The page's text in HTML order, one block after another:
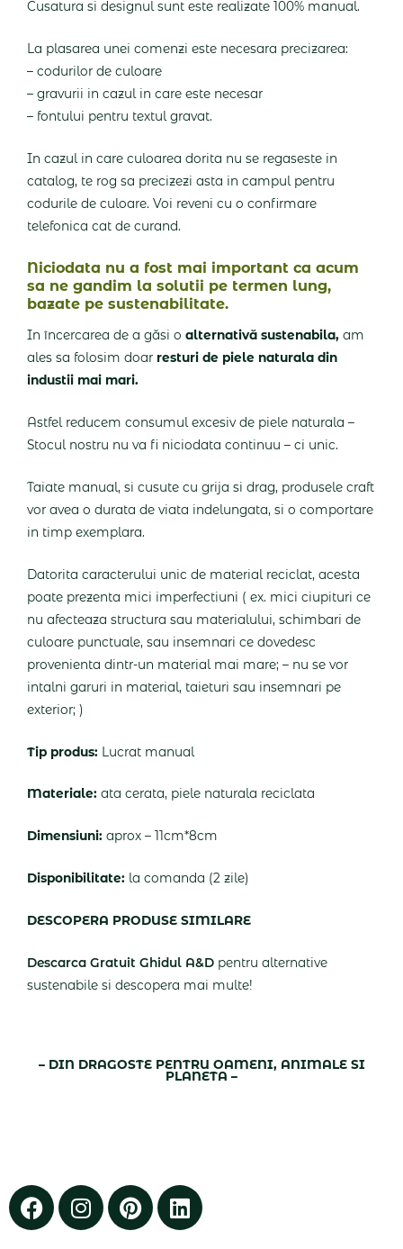
Cusatura si designul sunt este realizate 100% manual.
La plasarea unei comenzi este necesara precizarea:
– codurilor de culoare
– gravurii in cazul in care este necesar
– fontului pentru textul gravat.
In cazul in care culoarea dorita nu se regaseste in
catalog, te rog sa precizezi asta in campul pentru
codurile de culoare. Voi reveni cu o confirmare
telefonica cat de curand.
Niciodata nu a fost mai important ca acum
sa ne gandim la solutii pe termen lung,
bazate pe sustenabilitate.
In încercarea de a găsi o alternativă sustenabila, am
ales sa folosim doar resturi de piele naturala din
industii mai mari.
Astfel reducem consumul excesiv de piele naturala –
Stocul nostru nu va fi niciodata continuu – ci unic.
Taiate manual, si cusute cu grija si drag, produsele craft
vor avea o durata de viata indelungata, si o comportare
in timp exemplara.
Datorita caracterului unic de material reciclat, acesta
poate prezenta mici imperfectiuni ( ex. mici ciupituri ce
nu afecteaza structura sau materialului, schimbari de
culoare punctuale, sau insemnari ce dovedesc
provenienta dintr-un material mai mare; – nu se vor
intalni garuri in material, taieturi sau insemnari pe
exterior; )
Tip produs: Lucrat manual
Materiale: ata cerata, piele naturala reciclata
Dimensiuni: aprox – 11cm*8cm
Disponibilitate: la comanda (2 zile)
DESCOPERA PRODUSE SIMILARE
Descarca Gratuit Ghidul A&D pentru alternative
sustenabile si descopera mai multe!
– DIN DRAGOSTE PENTRU OAMENI, ANIMALE SI
PLANETA –